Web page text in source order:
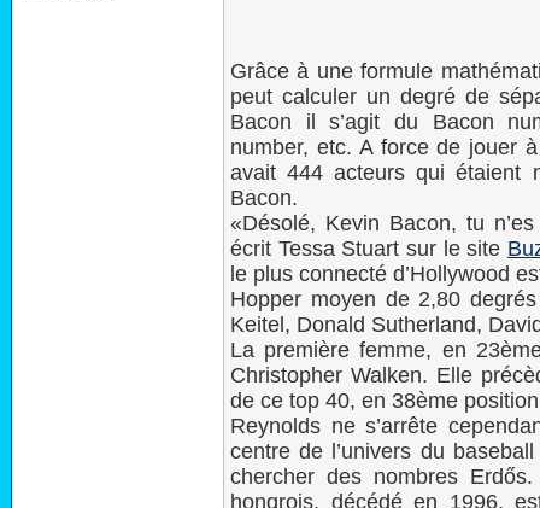
Grâce à une formule
peut calculer un degré de
Bacon il s’agit du Bacon
number, etc. A force de jouer
avait 444 acteurs qui étaient
Bacon.
«Désolé, Kevin Bacon, tu
écrit Tessa Stuart sur le site
le plus connecté d’Hollywood
Hopper moyen de 2,80
Keitel, Donald Sutherland,
La première femme, en
Christopher Walken. Elle
de ce top 40, en 38ème
Reynolds ne s’arrête
centre de l’univers du
chercher des nombres
hongrois, décédé en 1996,